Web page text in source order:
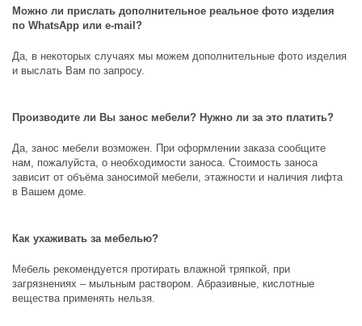
Можно ли прислать дополнительное реальное фото изделия
по WhatsApp или e-mail ?
Да, в некоторых случаях мы можем дополнительные фото изделия
и выслать Вам по запросу.
Производите ли Вы занос мебели? Нужно ли за это платить?
Да, занос мебели возможен. При оформлении заказа сообщите
нам, пожалуйста, о необходимости заноса. Стоимость заноса
зависит от объёма заносимой мебели, этажности и наличия лифта
в Вашем доме.
Как ухаживать за мебелью?
Мебель рекомендуется протирать влажной тряпкой, при
загрязнениях – мыльным раствором. Абразивные, кислотные
вещества применять нельзя.